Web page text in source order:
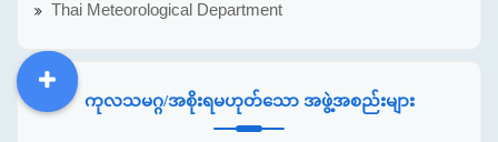
Thai Meteorological Department
ကုလသမဂ္ဂ/အစိုးရမဟုတ်သော အဖွဲ့အစည်းများ